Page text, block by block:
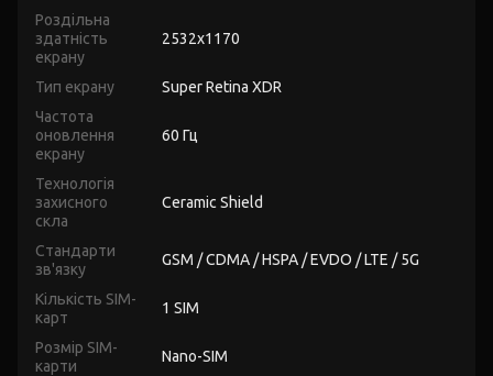
Роздільна
здатність
екрану
2532х1170
Тип екрану
Super Retina XDR
Частота
оновлення
екрану
60 Гц
Технологія
захисного
скла
Ceramic Shield
Стандарти
зв'язку
GSM / CDMA / HSPA / EVDO / LTE / 5G
Кількість SIM-
карт
1 SIM
Розмір SIM-
карти
Nano-SIM